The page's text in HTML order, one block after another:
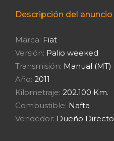
Descripción del anuncio
Marca: Fiat
Versión: Palio weeked
Transmisión: Manual (MT)
Año: 2011
Kilometraje: 202.100 Km.
Combustible: Nafta
Vendedor: Dueño Directo